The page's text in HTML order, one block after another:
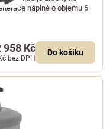
náplně o objemu 6
958 Kč
bez DPH
Do košíku